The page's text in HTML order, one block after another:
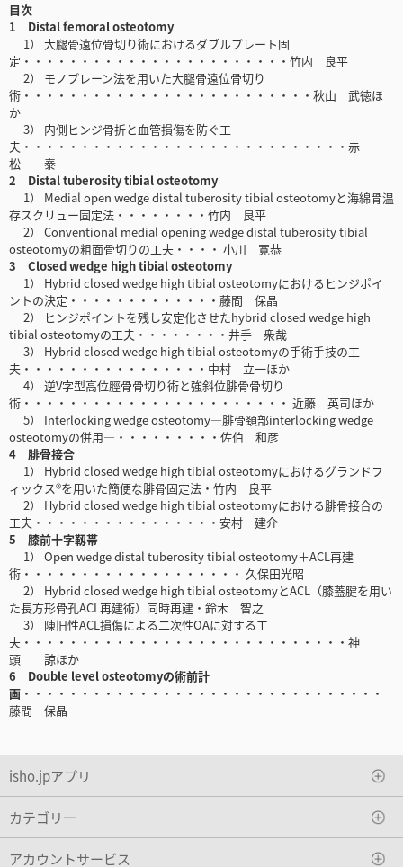
目次
1 Distal femoral osteotomy
1） 大腿骨遠位骨切り術におけるダブルプレート固
定・・・・・・・・・・・・・・・・・・・・・・・竹内 良平
2） モノプレーン法を用いた大腿骨遠位骨切り
術・・・・・・・・・・・・・・・・・・・・・・・・・秋山 武徳ほ
か
3） 内側ヒンジ骨折と血管損傷を防ぐ工
夫・・・・・・・・・・・・・・・・・・・・・・・・・・・・赤
松 泰
2 Distal tuberosity tibial osteotomy
1） Medial open wedge distal tuberosity tibial osteotomyと海綿骨温
存スクリュー固定法・・・・・・・・竹内 良平
2） Conventional medial opening wedge distal tuberosity tibial
osteotomyの粗面骨切りの工夫・・・・ 小川 寛恭
3 Closed wedge high tibial osteotomy
1） Hybrid closed wedge high tibial osteotomyにおけるヒンジポイ
ントの決定・・・・・・・・・・・・・藤間 保晶
2） ヒンジポイントを残し安定化させたhybrid closed wedge high
tibial osteotomyの工夫・・・・・・・・井手 衆哉
3） Hybrid closed wedge high tibial osteotomyの手術手技の工
夫・・・・・・・・・・・・・・・・中村 立一ほか
4） 逆V字型高位脛骨骨切り術と強斜位腓骨骨切り
術・・・・・・・・・・・・・・・・・・・・・・・ 近藤 英司ほか
5） Interlocking wedge osteotomy―腓骨頚部interlocking wedge
osteotomyの併用―・・・・・・・・・佐伯 和彦
4 腓骨接合
1） Hybrid closed wedge high tibial osteotomyにおけるグランドフ
ィックス®を用いた簡便な腓骨固定法・竹内 良平
2） Hybrid closed wedge high tibial osteotomyにおける腓骨接合の
工夫・・・・・・・・・・・・・・・・安村 建介
5 膝前十字靱帯
1） Open wedge distal tuberosity tibial osteotomy＋ACL再建
術・・・・・・・・・・・・・・・・・・・ 久保田光昭
2） Hybrid closed wedge high tibial osteotomyとACL（膝蓋腱を用い
た長方形骨孔ACL再建術）同時再建・鈴木 智之
3） 陳旧性ACL損傷による二次性OAに対する工
夫・・・・・・・・・・・・・・・・・・・・・・・・・・・・神
頭 諒ほか
6 Double level osteotomyの術前計
画 ・・・・・・・・・・・・・・・・・・・・・・・・・・・・・・・
藤間 保晶
isho.jpアプリ
カテゴリー
アカウントサービス